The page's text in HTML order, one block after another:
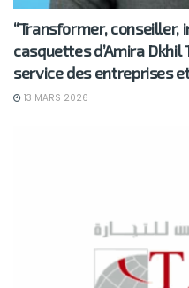
“Transformer, conseiller,
casquettes d’Amira
service des entreprises
13 MARS 2026